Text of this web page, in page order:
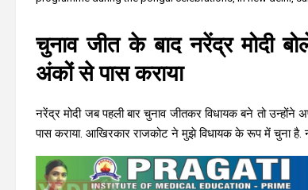
चुनाव जीत के बाद नरेंद्र मोदी
अंकों से पास कराया
नरेंद्र मोदी जब पहली बार चुनाव जीतकर विधायक बने तो
पास कराया. आखिरकार राजकोट ने मुझे विधायक के रूप में चुना